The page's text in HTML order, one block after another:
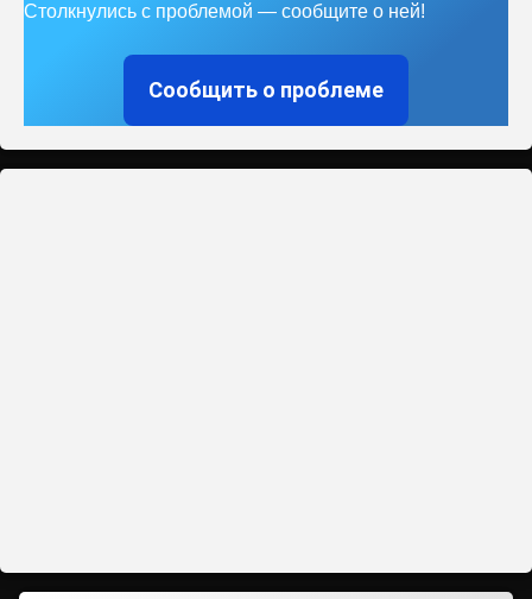
Столкнулись с проблемой — сообщите о ней!
Сообщить о проблеме